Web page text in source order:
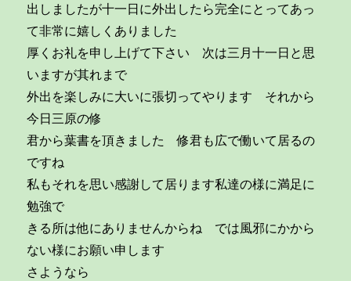
出しましたが十一日に外出したら完全にとってあっ
て非常に嬉しくありました
厚くお礼を申し上げて下さい 次は三月十一日と思
いますが其れまで
外出を楽しみに大いに張切ってやります それから
今日三原の修
君から葉書を頂きました 修君も広で働いて居るの
ですね
私もそれを思い感謝して居ります私達の様に満足に
勉強で
きる所は他にありませんからね では風邪にかから
ない様にお願い申します
さようなら